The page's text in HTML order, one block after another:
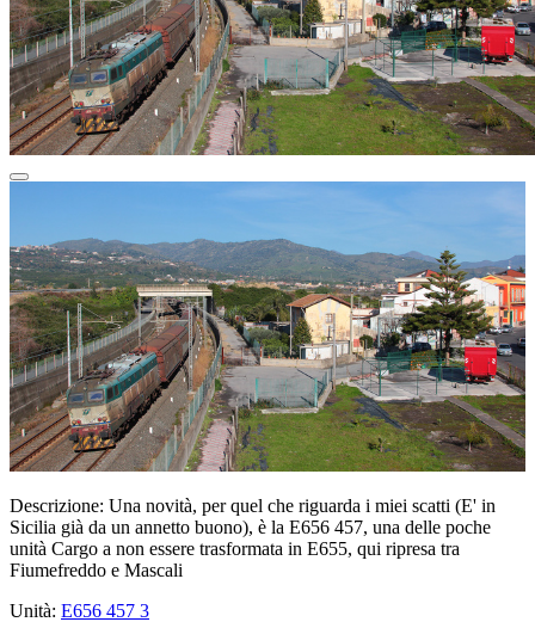
Descrizione: Una novità, per quel che riguarda i miei scatti (E' in
Sicilia già da un annetto buono), è la E656 457, una delle poche
unità Cargo a non essere trasformata in E655, qui ripresa tra
Fiumefreddo e Mascali
Unità: E656 457 3